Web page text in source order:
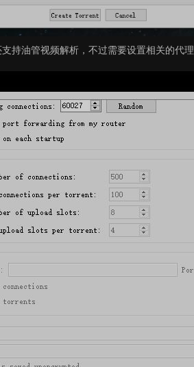
持油管视频解析，不过需要设置相关的代理